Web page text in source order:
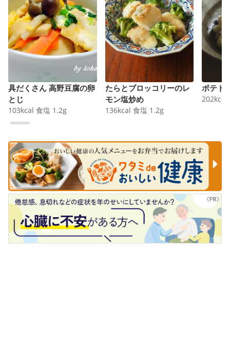
具だくさん 高野豆腐の卵
とじ
103kcal 食塩 1.2g
たらとブロッコリーのレ
モン塩炒め
136kcal 食塩 1.2g
ポテト
202kcal